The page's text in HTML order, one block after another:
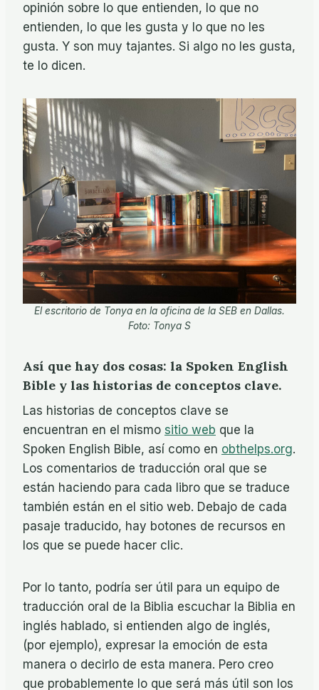
opinión sobre lo que entienden, lo que no
entienden, lo que les gusta y lo que no les
gusta. Y son muy tajantes. Si algo no les gusta,
te lo dicen.
El escritorio de Tonya en la oficina de la SEB en Dallas.
Foto: Tonya S
Así que hay dos cosas: la Spoken English
Bible y las historias de conceptos clave.
Las historias de conceptos clave se
encuentran en el mismo sitio web que la
Spoken English Bible, así como en obthelps.org.
Los comentarios de traducción oral que se
están haciendo para cada libro que se traduce
también están en el sitio web. Debajo de cada
pasaje traducido, hay botones de recursos en
los que se puede hacer clic.
Por lo tanto, podría ser útil para un equipo de
traducción oral de la Biblia escuchar la Biblia en
inglés hablado, si entienden algo de inglés,
(por ejemplo), expresar la emoción de esta
manera o decirlo de esta manera. Pero creo
que probablemente lo que será más útil son los